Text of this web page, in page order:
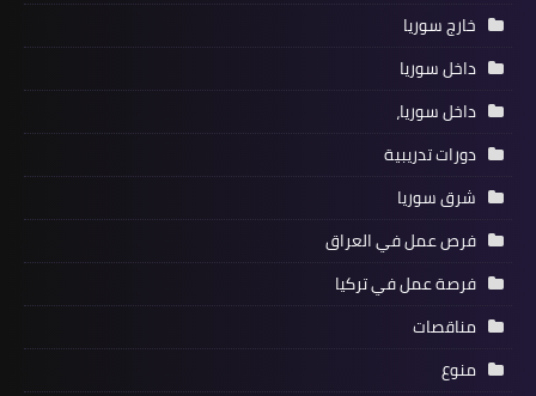
خارج سوريا
داخل سوريا
داخل سوريا،
دورات تدريبية
شرق سوريا
فرص عمل في العراق
فرصة عمل في تركيا
مناقصات
منوع